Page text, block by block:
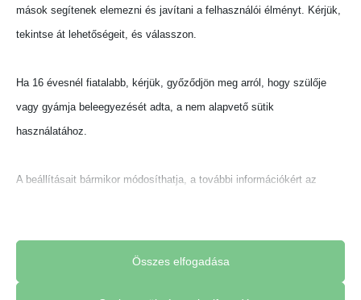
mások segítenek elemezni és javítani a felhasználói élményt. Kérjük,
tekintse át lehetőségeit, és válasszon.
Ha 16 évesnél fiatalabb, kérjük, győződjön meg arról, hogy szülője
vagy gyámja beleegyezését adta, a nem alapvető sütik
használatához.
A beállításait bármikor módosíthatja, a további információkért az
Összes elfogadása